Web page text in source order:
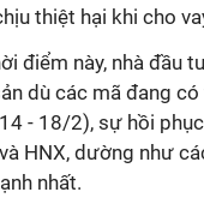
thiệt hại khi cho
điểm này, nhà đầu
dù các mã đang
- 18/2), sự hồi
HNX, dường như
nhất.